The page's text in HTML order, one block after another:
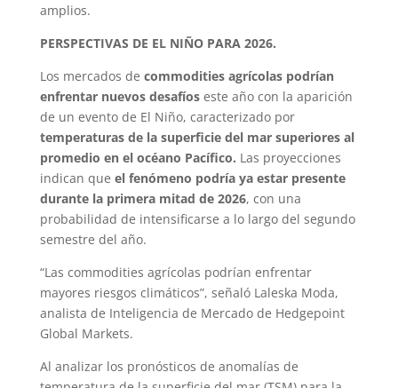
amplios.
PERSPECTIVAS DE EL NIÑO PARA 2026.
Los mercados de commodities agrícolas podrían
enfrentar nuevos desafíoseste año con la aparición
de un evento de El Niño, caracterizado por
temperaturas de la superficie del mar superiores al
promedio en el océano Pacífico. Las proyecciones
indican que el fenómeno podría ya estar presente
durante la primera mitad de 2026, con una
probabilidad de intensificarse a lo largo del segundo
semestre del año.
“Las commodities agrícolas podrían enfrentar
mayores riesgos climáticos”, señaló Laleska Moda,
analista de Inteligencia de Mercado de Hedgepoint
Global Markets.
Al analizar los pronósticos de anomalías de